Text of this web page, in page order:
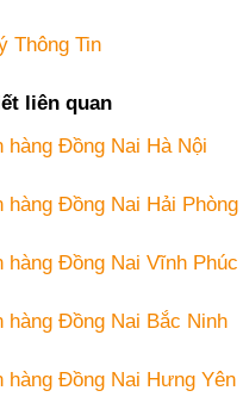
Thông Tin
liên quan
hàng Đồng Nai Hà Nội
hàng Đồng Nai Hải Phòng
hàng Đồng Nai Vĩnh Phúc
hàng Đồng Nai Bắc Ninh
hàng Đồng Nai Hưng Yên